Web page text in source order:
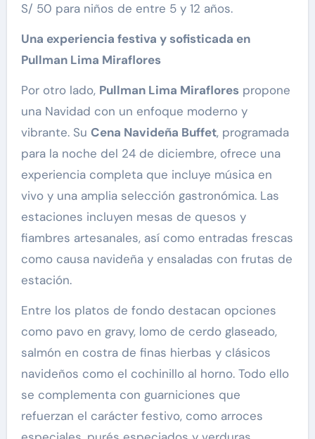
S/ 50 para niños de entre 5 y 12 años.
Una experiencia festiva y sofisticada en
Pullman Lima Miraflores
Por otro lado, Pullman Lima Miraflorespropone
una Navidad con un enfoque moderno y
vibrante. Su Cena Navideña Buffet, programada
para la noche del 24 de diciembre, ofrece una
experiencia completa que incluye música en
vivo y una amplia selección gastronómica. Las
estaciones incluyen mesas de quesos y
fiambres artesanales, así como entradas frescas
como causa navideña y ensaladas con frutas de
estación.
Entre los platos de fondo destacan opciones
como pavo en gravy, lomo de cerdo glaseado,
salmón en costra de finas hierbas y clásicos
navideños como el cochinillo al horno. Todo ello
se complementa con guarniciones que
refuerzan el carácter festivo, como arroces